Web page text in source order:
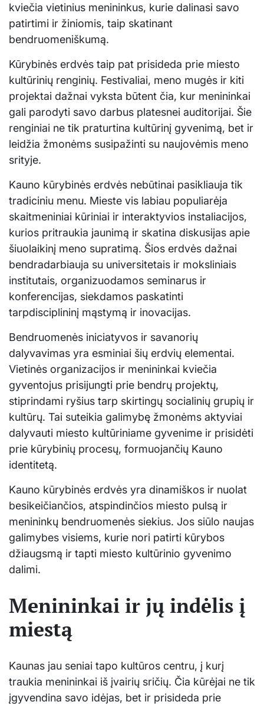
kviečia vietinius menininkus, kurie dalinasi savo
patirtimi ir žiniomis, taip skatinant
bendruomeniškumą.
Kūrybinės erdvės taip pat prisideda prie miesto
kultūrinių renginių. Festivaliai, meno mugės ir kiti
projektai dažnai vyksta būtent čia, kur menininkai
gali parodyti savo darbus platesnei auditorijai. Šie
renginiai ne tik praturtina kultūrinį gyvenimą, bet ir
leidžia žmonėms susipažinti su naujovėmis meno
srityje.
Kauno kūrybinės erdvės nebūtinai pasikliauja tik
tradiciniu menu. Mieste vis labiau populiarėja
skaitmeniniai kūriniai ir interaktyvios instaliacijos,
kurios pritraukia jaunimą ir skatina diskusijas apie
šiuolaikinį meno supratimą. Šios erdvės dažnai
bendradarbiauja su universitetais ir moksliniais
institutais, organizuodamos seminarus ir
konferencijas, siekdamos paskatinti
tarpdisciplininį mąstymą ir inovacijas.
Bendruomenės iniciatyvos ir savanorių
dalyvavimas yra esminiai šių erdvių elementai.
Vietinės organizacijos ir menininkai kviečia
gyventojus prisijungti prie bendrų projektų,
stiprindami ryšius tarp skirtingų socialinių grupių ir
kultūrų. Tai suteikia galimybę žmonėms aktyviai
dalyvauti miesto kultūriniame gyvenime ir prisidėti
prie kūrybinių procesų, formuojančių Kauno
identitetą.
Kauno kūrybinės erdvės yra dinamiškos ir nuolat
besikeičiančios, atspindinčios miesto pulsą ir
menininkų bendruomenės siekius. Jos siūlo naujas
galimybes visiems, kurie nori patirti kūrybos
džiaugsmą ir tapti miesto kultūrinio gyvenimo
dalimi.
Menininkai ir jų indėlis į
miestą
Kaunas jau seniai tapo kultūros centru, į kurį
traukia menininkai iš įvairių sričių. Čia kūrėjai ne tik
įgyvendina savo idėjas, bet ir prisideda prie